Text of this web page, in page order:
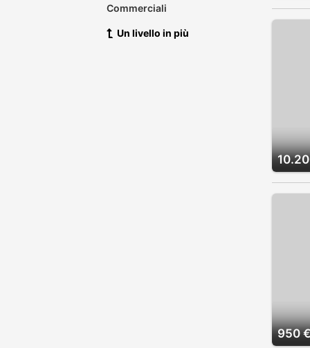
Commerciali
Un livello in più
950